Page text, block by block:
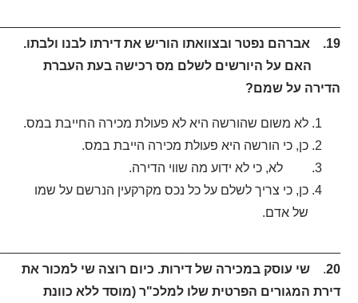
19. אברהם נפטר ובצוואתו הוריש את דירתו לבנו ולבתו.
האם על היורשים לשלם מס רכישה בעת העברת
הדירה על שמם?
לא משום שהורשה היא לא פעולת מכירה החייבת במס.
כן, כי הורשה היא פעולת מכירה הייבת במס.
לא, כי לא ידוע מה שווי הדירה.
כן, כי צריך לשלם על כל נכס מקרקעין הנרשם על שמו
של אדם.
20
.שי עוסק במכירה של דירות. כיום רוצה שי למכור את
דירת המגורים הפרטית שלו למלכ"ר (מוסד ללא כוונת